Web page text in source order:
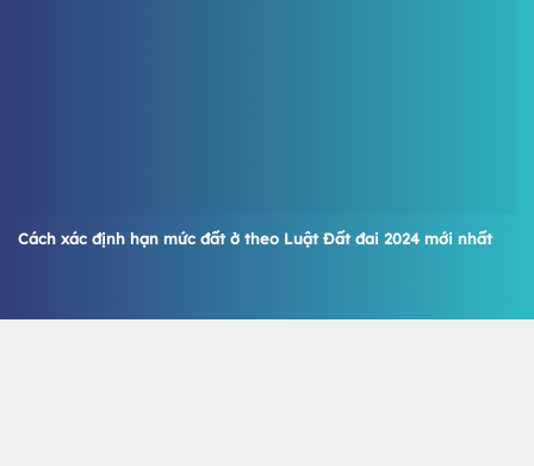
Cách xác định hạn mức đất ở theo Luật Đất đai 2024 mới nhất